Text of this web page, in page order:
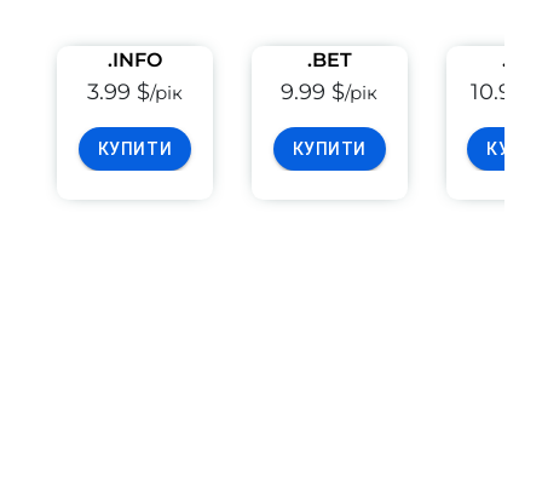
.INFO
3.99 $/рік
КУПИТИ
.BET
9.99 $/рік
КУПИТИ
10.99